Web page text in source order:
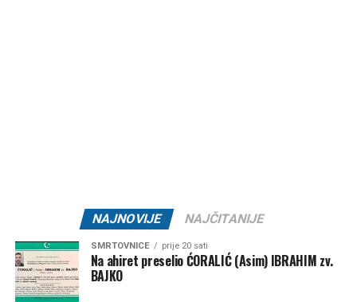
NAJNOVIJE NAJČITANIJE
SMRTOVNICE prije 20 sati
Na ahiret preselio ĆORALIĆ (Asim) IBRAHIM zv.
BAJKO